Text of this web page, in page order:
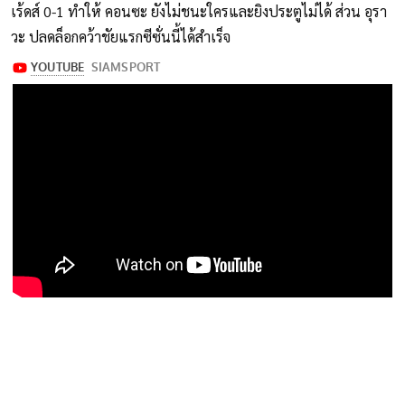
เร้ดส์ 0-1 ทำให้ คอนซะ ยังไม่ชนะใครและยิงประตูไม่ได้ ส่วน อุรา
วะ ปลดล็อกคว้าชัยแรกซีซั่นนี้ได้สำเร็จ